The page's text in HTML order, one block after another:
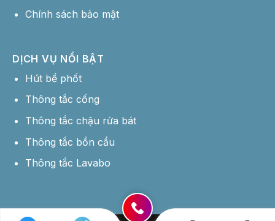
Chính sách bảo mật
DỊCH VỤ NỔI BẬT
Hút bể phốt
Thông tắc cống
Thông tắc chậu rửa bát
Thông tắc bồn cầu
Thông tắc Lavabo